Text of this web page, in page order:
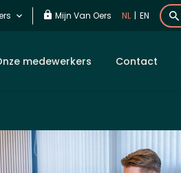
Mijn Van Oers NL | EN
medewerkers Contact